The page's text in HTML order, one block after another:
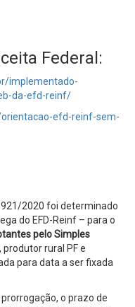
Federal:
implementado-
da-efd-reinf/
efd-reinf-sem-
2020 foi determinado
do EFD-Reinf – para o
pelo Simples
rural PF e
para data a ser fixada
o prazo de